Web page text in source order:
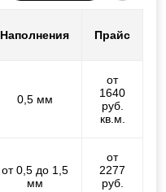
Наполнения Прайс
0,5 мм
от
1640
руб.
кв.м.
от 0,5 до 1,5
мм
от
2277
руб.